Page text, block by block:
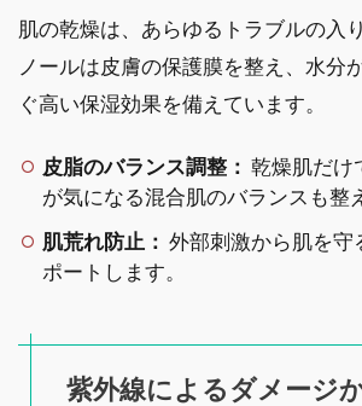
肌の乾燥は、あらゆるトラブルの入
ノールは皮膚の保護膜を整え、水分
ぐ高い保湿効果を備えています。
皮脂のバランス調整： 乾燥肌だけ
が気になる混合肌のバランスも整
肌荒れ防止： 外部刺激から肌を守
ポートします。
紫外線によるダメージ